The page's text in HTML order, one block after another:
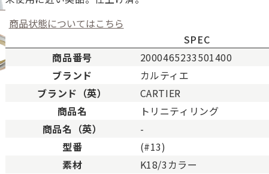
商品状態についてはこちら
態の商品。
態の良い商品。
SPEC
商品番号
2000465233501400
ブランド
カルティエ
ブランド（英）
CARTIER
商品名
トリニティリング
商品名（英）
-
型番
(#13)
素材
K18/3カラー